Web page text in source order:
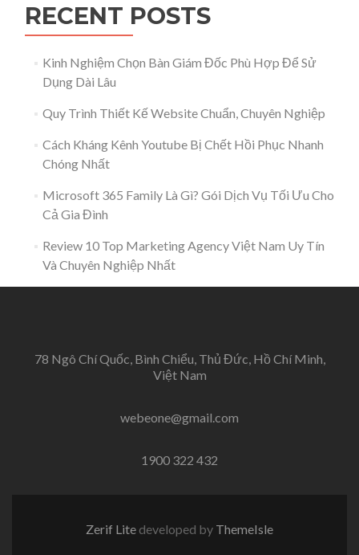
RECENT POSTS
Kinh Nghiệm Chọn Bàn Giám Đốc Phù Hợp Để Sử
Dụng Dài Lâu
Quy Trình Thiết Kế Website Chuẩn, Chuyên Nghiệp
Cách Kháng Kênh Youtube Bị Chết Hồi Phục Nhanh
Chóng Nhất
Microsoft 365 Family Là Gì? Gói Dịch Vụ Tối Ưu Cho
Cả Gia Đình
Review 10 Top Marketing Agency Việt Nam Uy Tín
Và Chuyên Nghiệp Nhất
78 Ngô Chí Quốc, Bình Chiểu, Thủ Đức, Hồ Chí Minh,
Việt Nam
webeone@gmail.com
1900 322 432
Zerif Lite developed by ThemeIsle